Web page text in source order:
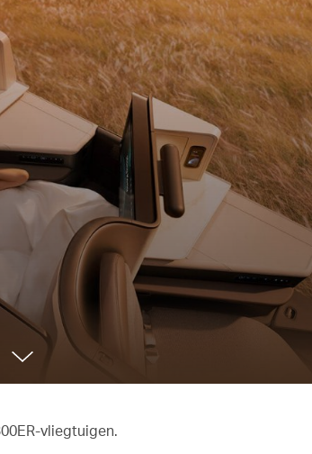
vliegtuigen.